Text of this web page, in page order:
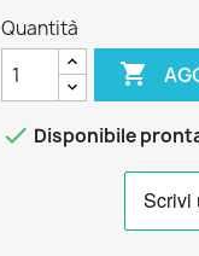
Quantità

 Disponibile